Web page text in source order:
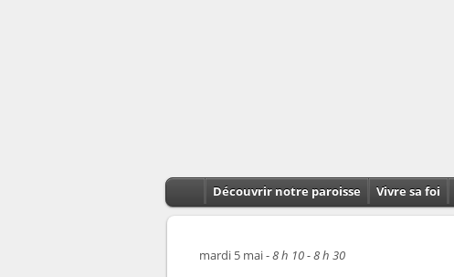
Découvrir notre paroisse Vivre sa foi
mardi 5 mai -8 h 10 - 8 h 30